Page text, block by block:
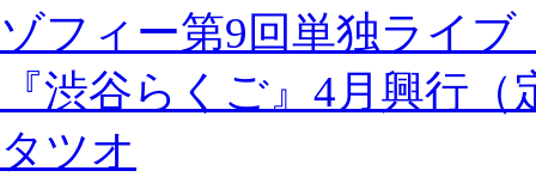
ゾフィー第9回単独ライブ
『渋谷らくご』4月興行
タツオ